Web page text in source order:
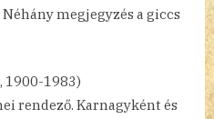
megjegyzés a giccs
1900-1983)
rendező. Karnagyként és